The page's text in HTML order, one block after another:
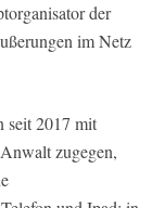
der
im Netz
seit 2017 mit
zugegen,